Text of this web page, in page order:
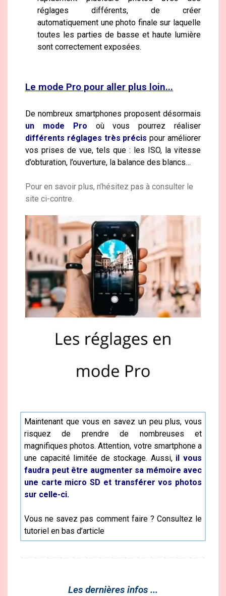
réglages différents, de créer
automatiquement une photo finale sur laquelle
toutes les parties de basse et haute lumière
sont correctement exposées.
Le mode Pro pour aller plus loin...
De nombreux smartphones proposent désormais
un mode Pro
où vous pourrez réaliser
différents réglages très précis pour améliorer
vos prises de vue, tels que : les ISO, la vitesse
d’obturation, l’ouverture, la balance des blancs…
Pour en savoir plus, n’hésitez pas à consulter le
site ci-contre.
Maintenant que vous en savez un peu plus, vous
risquez de prendre de nombreuses et
magnifiques photos. Attention, votre smartphone a
une capacité limitée de stockage. Aussi, il vous
faudra peut être augmenter sa mémoire avec
une carte micro SD et transférer vos photos
sur celle-ci.
Vous ne savez pas comment faire ? Consultez le
tutoriel en bas d’article
Les dernières infos ...